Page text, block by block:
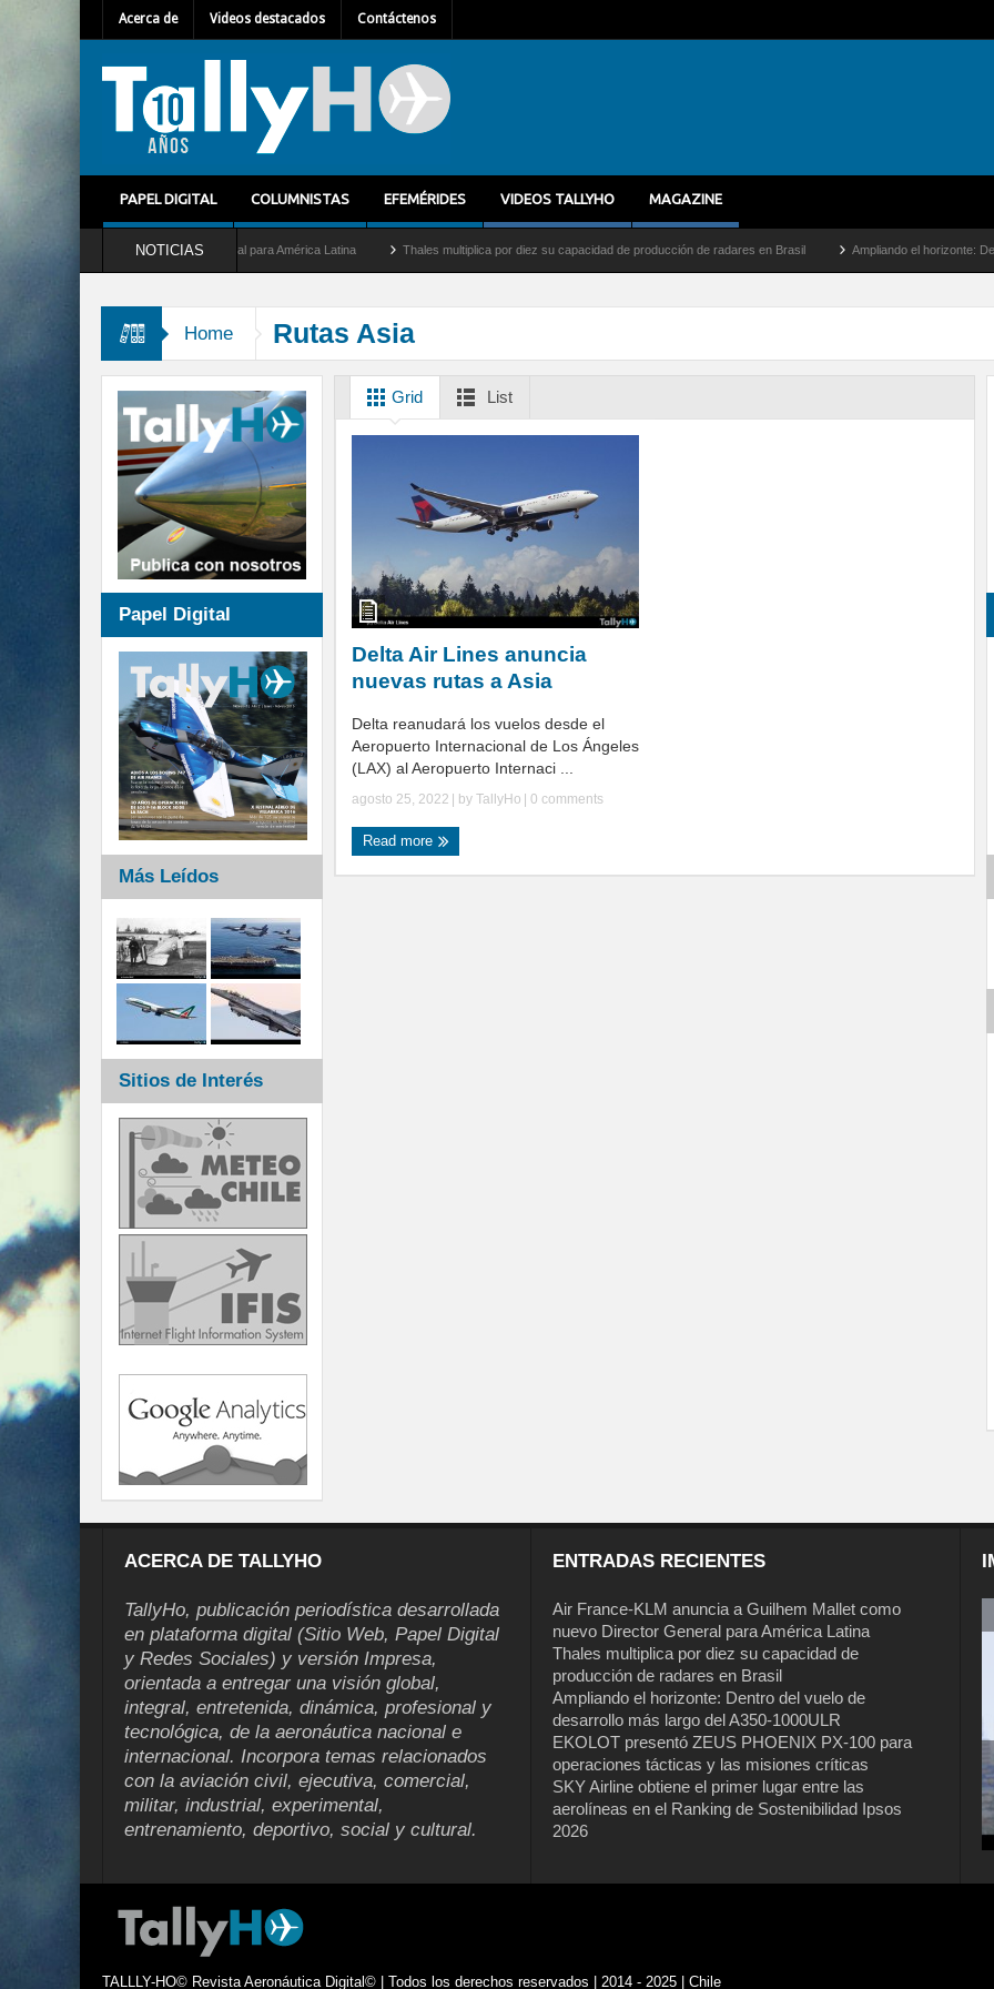
Acerca de Videos destacados Contáctenos
PAPEL DIGITAL COLUMNISTAS EFEMÉRIDES VIDEOS TALLYHO MAGAZINE
NOTICIAS
como nuevo Director General para América Latina Thales multiplica por diez su capacidad de producción de radares en Brasil Ampliando el horizonte: Dentro
Home Rutas Asia
Grid List
Delta Air Lines anuncia
nuevas rutas a Asia
Delta reanudará los vuelos desde el
Aeropuerto Internacional de Los Ángeles
(LAX) al Aeropuerto Internaci ...
agosto 25, 2022 | by TallyHo 0 comments
Read more
Papel Digital
Más Leídos
Sitios de Interés
ACERCA DE TALLYHO
TallyHo, publicación periodística desarrollada
en plataforma digital (Sitio Web, Papel Digital
y Redes Sociales) y versión Impresa,
orientada a entregar una visión global,
integral, entretenida, dinámica, profesional y
tecnológica, de la aeronáutica nacional e
internacional. Incorpora temas relacionados
con la aviación civil, ejecutiva, comercial,
militar, industrial, experimental,
entrenamiento, deportivo, social y cultural.
ENTRADAS RECIENTES
Air France-KLM anuncia a Guilhem Mallet como
nuevo Director General para América Latina
Thales multiplica por diez su capacidad de
producción de radares en Brasil
Ampliando el horizonte: Dentro del vuelo de
desarrollo más largo del A350-1000ULR
EKOLOT presentó ZEUS PHOENIX PX-100 para
operaciones tácticas y las misiones críticas
SKY Airline obtiene el primer lugar entre las
aerolíneas en el Ranking de Sostenibilidad Ipsos
2026
Air France-KLM anuncia a Guilhem
Mallet como nuevo Director General
para América Latina
TALLLY-HO© Revista Aeronáutica Digital© | Todos los derechos reservados | 2014 - 2025 | Chile